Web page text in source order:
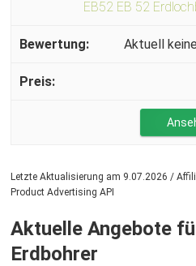
EB52 EB 52
Aktuell
Letzte Aktualisierung am 9.07.2026 /
Product Advertising API
Aktuelle Angebote
Erdbohrer